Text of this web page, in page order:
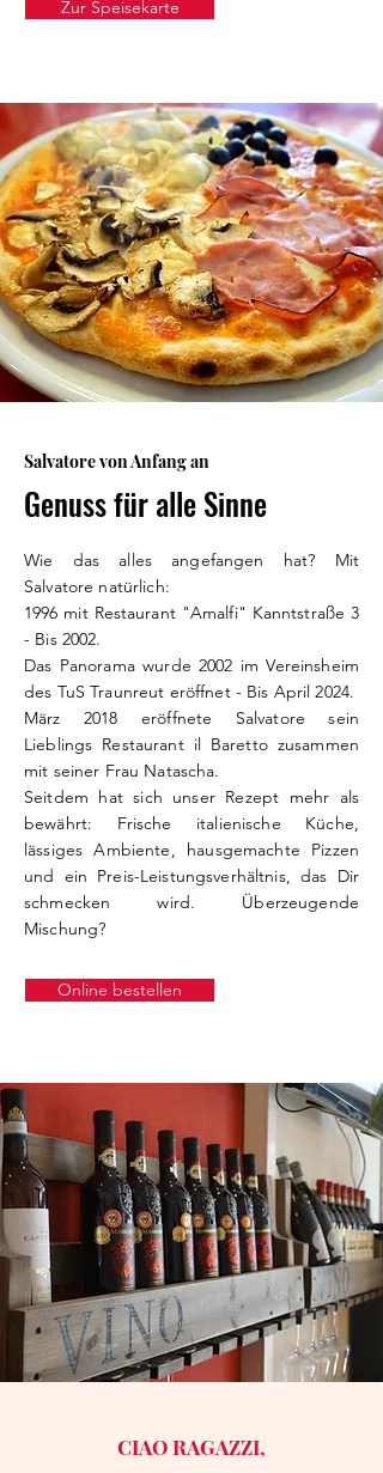
Zur Speisekarte
Salvatore von Anfang an
Genuss für alle Sinne
Wie das alles angefangen hat? Mit
Salvatore natürlich:
1996 mit Restaurant "Amalfi" Kanntstraße 3
- Bis 2002.
Das Panorama wurde 2002 im Vereinsheim
des TuS Traunreut eröffnet - Bis April 2024.
März 2018 eröffnete Salvatore sein
Lieblings Restaurant il Baretto zusammen
mit seiner Frau Natascha.
Seitdem hat sich unser Rezept mehr als
bewährt: Frische italienische Küche,
lässiges Ambiente, hausgemachte Pizzen
und ein Preis-Leistungsverhältnis, das Dir
schmecken wird. Überzeugende
Mischung?
Online bestellen
CIAO RAGAZZI,